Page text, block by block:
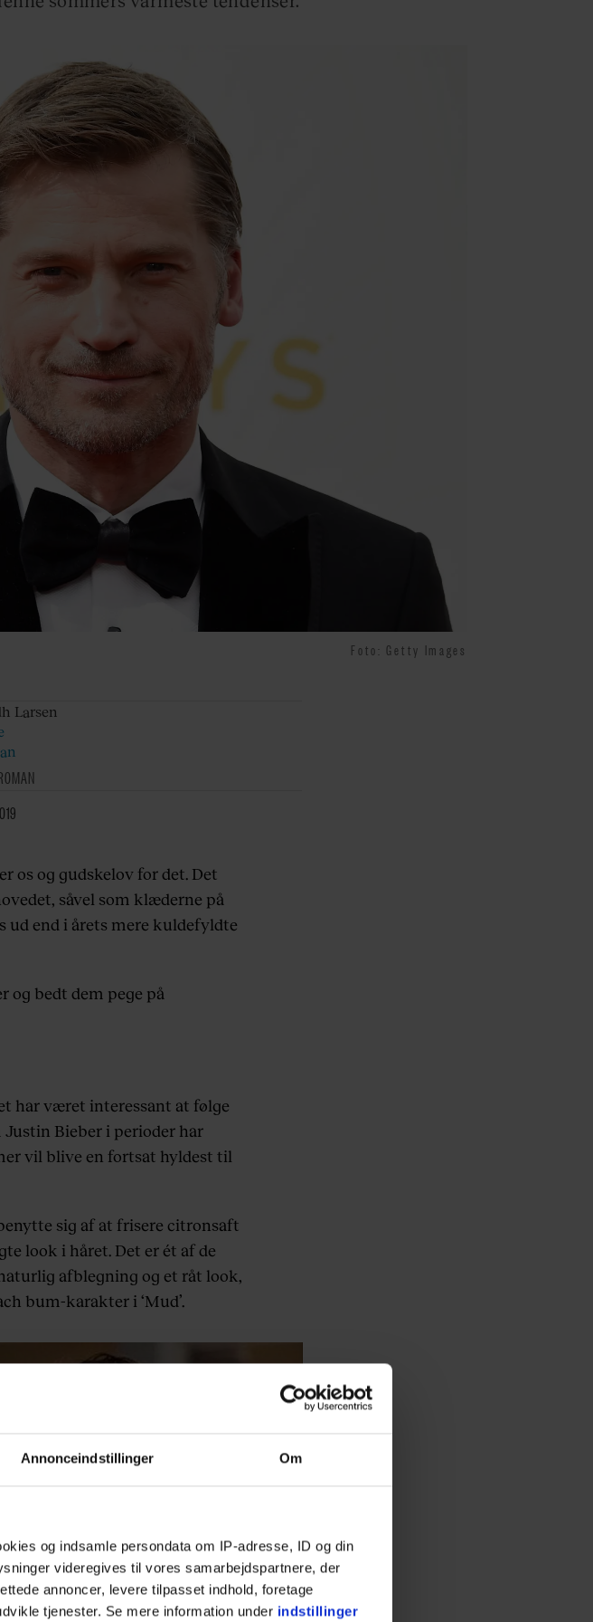
Annonceindstillinger Om
og indsamle persondata om IP-adresse, ID og din
videregives til vores samarbejdspartnere, der
annoncer, levere tilpasset indhold, foretage
tjenester. Se mere information under indstillinger
Foto: Getty Images
Larsen
os og gudskelov for det. Det
såvel som klæderne på
ud end i årets mere kuldefyldte
og bedt dem pege på
har været interessant at følge
Bieber i perioder har
vil blive en fortsat hyldest til
sig af at frisere citronsaft
look i håret. Det er ét af de
afblegning og et råt look,
bum-karakter i ‘Mud’.